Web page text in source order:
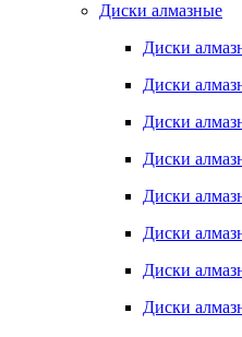
Диски алмазные
Диски
Диски
Диски
Диски
Диски
Диски
Диски
Диски